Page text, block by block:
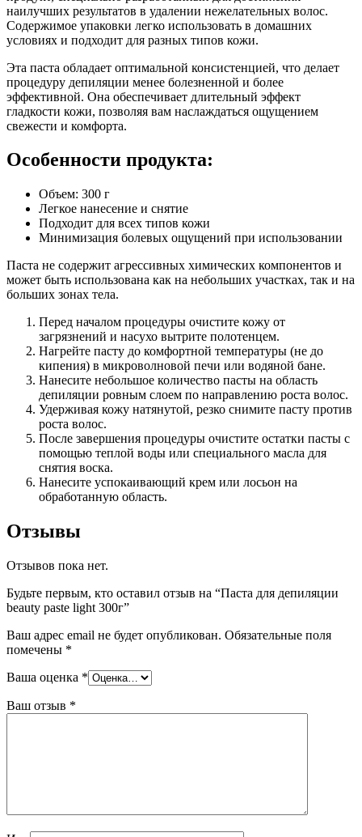
наилучших результатов в удалении нежелательных волос.
Содержимое упаковки легко использовать в домашних
условиях и подходит для разных типов кожи.
Эта паста обладает оптимальной консистенцией, что делает
процедуру депиляции менее болезненной и более
эффективной. Она обеспечивает длительный эффект
гладкости кожи, позволяя вам наслаждаться ощущением
свежести и комфорта.
Особенности продукта:
Объем: 300 г
Легкое нанесение и снятие
Подходит для всех типов кожи
Минимизация болевых ощущений при использовании
Паста не содержит агрессивных химических компонентов и
может быть использована как на небольших участках, так и на
больших зонах тела.
Перед началом процедуры очистите кожу от
загрязнений и насухо вытрите полотенцем.
Нагрейте пасту до комфортной температуры (не до
кипения) в микроволновой печи или водяной бане.
Нанесите небольшое количество пасты на область
депиляции ровным слоем по направлению роста волос.
Удерживая кожу натянутой, резко снимите пасту против
роста волос.
После завершения процедуры очистите остатки пасты с
помощью теплой воды или специального масла для
снятия воска.
Нанесите успокаивающий крем или лосьон на
обработанную область.
Отзывы
Отзывов пока нет.
Будьте первым, кто оставил отзыв на “Паста для депиляции
beauty paste light 300г”
Ваш адрес email не будет опубликован. Обязательные поля
помечены *
Ваша оценка *
Ваш отзыв *